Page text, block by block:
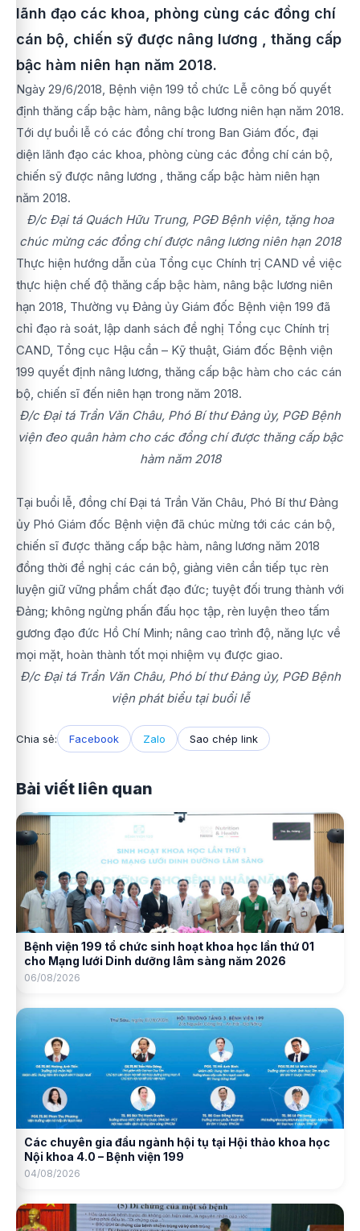
lãnh đạo các khoa, phòng cùng các đồng chí
cán bộ, chiến sỹ được nâng lương , thăng cấp
bậc hàm niên hạn năm 2018.
Ngày 29/6/2018, Bệnh viện 199 tổ chức Lễ công bố quyết
định thăng cấp bậc hàm, nâng bậc lương niên hạn năm 2018.
Tới dự buổi lễ có các đồng chí trong Ban Giám đốc, đại
diện lãnh đạo các khoa, phòng cùng các đồng chí cán bộ,
chiến sỹ được nâng lương , thăng cấp bậc hàm niên hạn
năm 2018.
Đ/c Đại tá Quách Hữu Trung, PGĐ Bệnh viện, tặng hoa
chúc mừng các đồng chí được nâng lương niên hạn 2018
Thực hiện hướng dẫn của Tổng cục Chính trị CAND về việc
thực hiện chế độ thăng cấp bậc hàm, nâng bậc lương niên
hạn 2018, Thường vụ Đảng ủy Giám đốc Bệnh viện 199 đã
chỉ đạo rà soát, lập danh sách đề nghị Tổng cục Chính trị
CAND, Tổng cục Hậu cần – Kỹ thuật, Giám đốc Bệnh viện
199 quyết định nâng lương, thăng cấp bậc hàm cho các cán
bộ, chiến sĩ đến niên hạn trong năm 2018.
Đ/c Đại tá Trần Văn Châu, Phó Bí thư Đảng ủy, PGĐ Bệnh
viện đeo quân hàm cho các đồng chí được thăng cấp bậc
hàm năm 2018
Tại buổi lễ, đồng chí Đại tá Trần Văn Châu, Phó Bí thư Đảng
ủy Phó Giám đốc Bệnh viện đã chúc mừng tới các cán bộ,
chiến sĩ được thăng cấp bậc hàm, nâng lương năm 2018
đồng thời đề nghị các cán bộ, giảng viên cần tiếp tục rèn
luyện giữ vững phẩm chất đạo đức; tuyệt đối trung thành với
Đảng; không ngừng phấn đấu học tập, rèn luyện theo tấm
gương đạo đức Hồ Chí Minh; nâng cao trình độ, năng lực về
mọi mặt, hoàn thành tốt mọi nhiệm vụ được giao.
Đ/c Đại tá Trần Văn Châu, Phó bí thư Đảng ủy, PGĐ Bệnh
viện phát biểu tại buổi lễ
Chia sẻ: Facebook Zalo Sao chép link
Bài viết liên quan
Bệnh viện 199 tổ chức sinh hoạt khoa học lần thứ 01
cho Mạng lưới Dinh dưỡng lâm sàng năm 2026
06/08/2026
Các chuyên gia đầu ngành hội tụ tại Hội thảo khoa học
Nội khoa 4.0 – Bệnh viện 199
04/08/2026